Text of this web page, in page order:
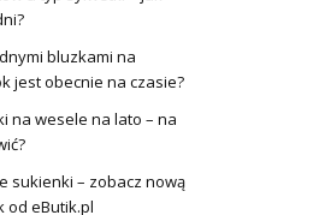
bluzkami na
jest obecnie na czasie?
na wesele na lato – na
sukienki – zobacz nową
od eButik.pl